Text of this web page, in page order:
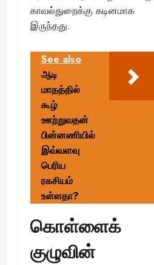
காவல்துறைக்கு கடினமாக
இருந்தது.
See also
ஆடி
மாதத்தில்
கூழ்
ஊற்றுவதன்
பின்னணியில்
இவ்வளவு
பெரிய
ரகசியம்
உள்ளதா?
கொள்ளைக்
குழுவின்